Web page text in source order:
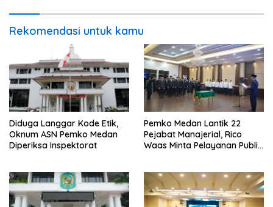
Rekomendasi untuk kamu
Diduga Langgar Kode Etik,
Oknum ASN Pemko Medan
Diperiksa Inspektorat
Pemko Medan Lantik 22
Pejabat Manajerial, Rico
Waas Minta Pelayanan Publik